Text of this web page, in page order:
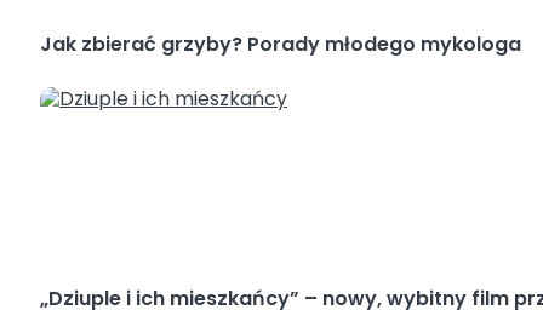
Jak zbierać grzyby? Porady młodego mykologa
„Dziuple i ich mieszkańcy” – nowy, wybitny film